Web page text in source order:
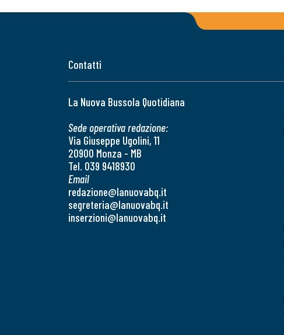
Contatti
La Nuova Bussola Quotidiana
Sede operativa redazione:
Via Giuseppe Ugolini, 11
20900 Monza - MB
Tel. 039 9418930
Email
redazione@lanuovabq.it
segreteria@lanuovabq.it
inserzioni@lanuovabq.it